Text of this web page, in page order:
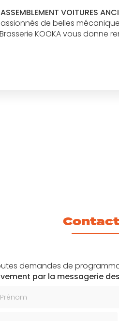
VOITURES
de belles
KOOKA vous donne
demandes de
par la messagerie